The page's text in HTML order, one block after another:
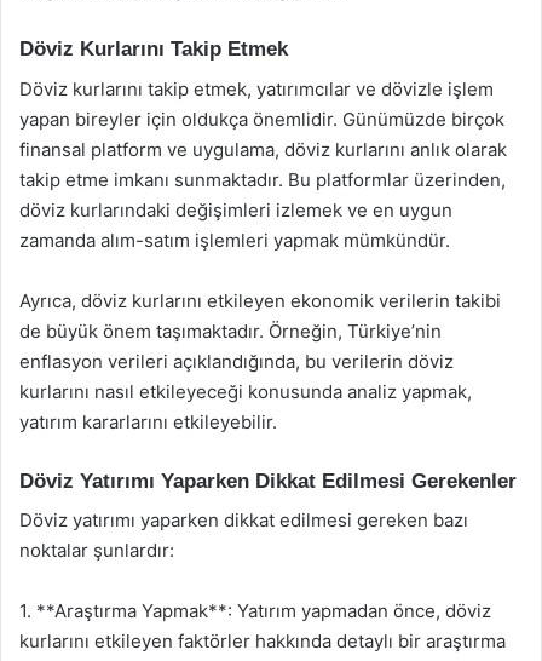
Döviz Kurlarını Takip Etmek
Döviz kurlarını takip etmek, yatırımcılar ve dövizle işlem
yapan bireyler için oldukça önemlidir. Günümüzde birçok
finansal platform ve uygulama, döviz kurlarını anlık olarak
takip etme imkanı sunmaktadır. Bu platformlar üzerinden,
döviz kurlarındaki değişimleri izlemek ve en uygun
zamanda alım-satım işlemleri yapmak mümkündür.
Ayrıca, döviz kurlarını etkileyen ekonomik verilerin takibi
de büyük önem taşımaktadır. Örneğin, Türkiye’nin
enflasyon verileri açıklandığında, bu verilerin döviz
kurlarını nasıl etkileyeceği konusunda analiz yapmak,
yatırım kararlarını etkileyebilir.
Döviz Yatırımı Yaparken Dikkat Edilmesi Gerekenler
Döviz yatırımı yaparken dikkat edilmesi gereken bazı
noktalar şunlardır:
1. **Araştırma Yapmak**: Yatırım yapmadan önce, döviz
kurlarını etkileyen faktörler hakkında detaylı bir araştırma